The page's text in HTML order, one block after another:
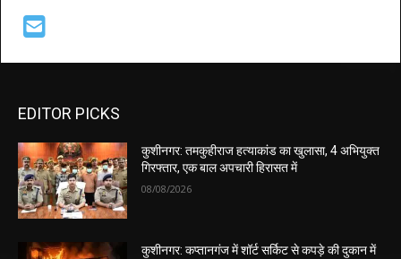
EDITOR PICKS
कुशीनगर: तमकुहीराज हत्याकांड का खुलासा, 4 अभियुक्त
गिरफ्तार, एक बाल अपचारी हिरासत में
08/08/2026
कुशीनगर: कप्तानगंज में शॉर्ट सर्किट से कपड़े की दुकान में